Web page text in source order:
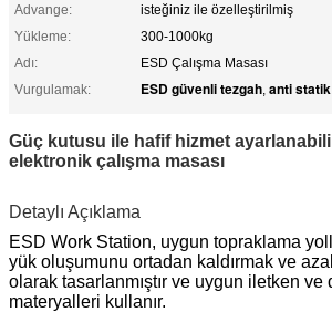
Advange:
isteğiniz ile özelleştirilmiş
Yükleme:
300-1000kg
Adı:
ESD Çalışma Masası
Vurgulamak:
ESD güvenli tezgah, anti
Güç kutusu ile hafif hizmet
elektronik çalışma masası
Detaylı Açıklama
ESD Work Station, uygun topraklama
yük oluşumunu ortadan kaldırmak ve
olarak tasarlanmıştır ve uygun iletken ve
materyalleri kullanır.